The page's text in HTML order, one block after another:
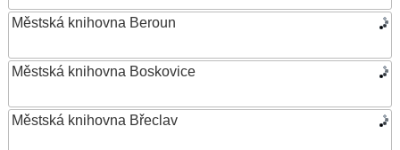
Městská knihovna Beroun
Městská knihovna Boskovice
Městská knihovna Břeclav